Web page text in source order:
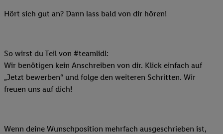
Hört sich gut an? Dann lass bald von dir hören!
So wirst du Teil von #teamlidl:
Wir benötigen kein Anschreiben von dir. Klick einfach auf
„Jetzt bewerben“ und folge den weiteren Schritten. Wir
freuen uns auf dich!
Wenn deine Wunschposition mehrfach ausgeschrieben ist,